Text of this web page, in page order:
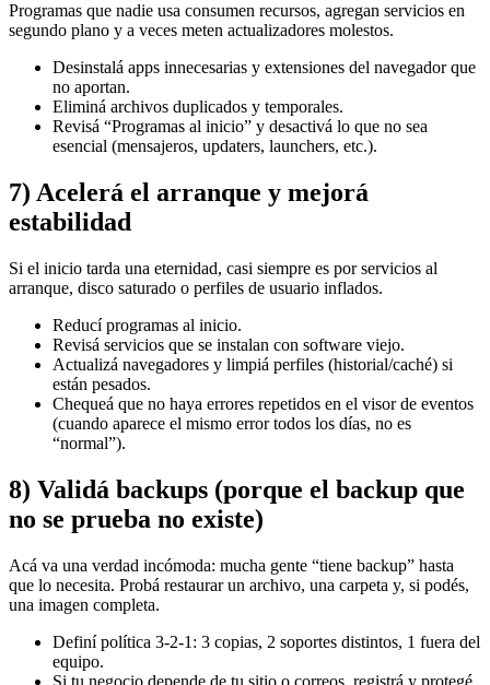
Programas que nadie usa consumen recursos, agregan servicios en
segundo plano y a veces meten actualizadores molestos.
Desinstalá apps innecesarias y extensiones del navegador que
no aportan.
Eliminá archivos duplicados y temporales.
Revisá “Programas al inicio” y desactivá lo que no sea
esencial (mensajeros, updaters, launchers, etc.).
7) Acelerá el arranque y mejorá
estabilidad
Si el inicio tarda una eternidad, casi siempre es por servicios al
arranque, disco saturado o perfiles de usuario inflados.
Reducí programas al inicio.
Revisá servicios que se instalan con software viejo.
Actualizá navegadores y limpiá perfiles (historial/caché) si
están pesados.
Chequeá que no haya errores repetidos en el visor de eventos
(cuando aparece el mismo error todos los días, no es
“normal”).
8) Validá backups (porque el backup que
no se prueba no existe)
Acá va una verdad incómoda: mucha gente “tiene backup” hasta
que lo necesita. Probá restaurar un archivo, una carpeta y, si podés,
una imagen completa.
Definí política 3-2-1: 3 copias, 2 soportes distintos, 1 fuera del
equipo.
Si tu negocio depende de tu sitio o correos, registrá y protegé